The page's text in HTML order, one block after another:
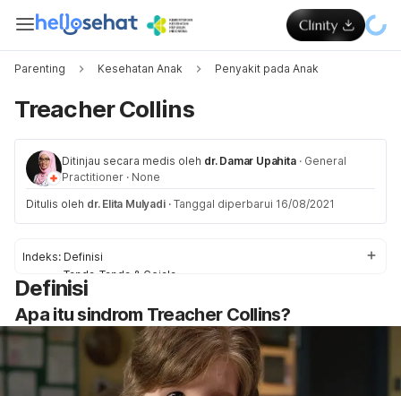
Parenting Kesehatan Anak Penyakit pada Anak
Treacher Collins
Ditinjau secara medis oleh dr. Damar Upahita · General
Practitioner · None
Ditulis oleh dr. Elita Mulyadi · Tanggal diperbarui 16/08/2021
Indeks: Definisi
Tanda-Tanda & Gejala
Penyebab
Faktor-Faktor Risiko
Diagnosis & Pengobatan
Definisi
Apa itu sindrom Treacher Collins?